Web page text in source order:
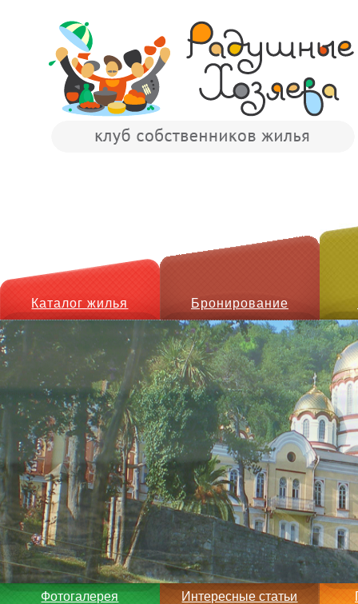
Каталог жилья Бронирование
Фотогалерея Интересные статьи